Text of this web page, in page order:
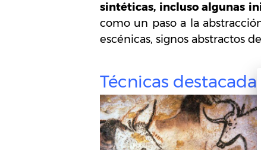
sintéticas, incluso algunas
como un paso a la
escénicas, signos abstractos
Técnicas